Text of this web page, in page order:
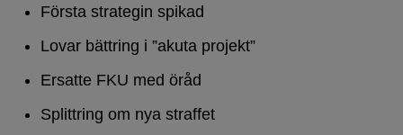
Första strategin spikad
Lovar bättring i ”akuta projekt”
Ersatte FKU med öråd
Splittring om nya straffet